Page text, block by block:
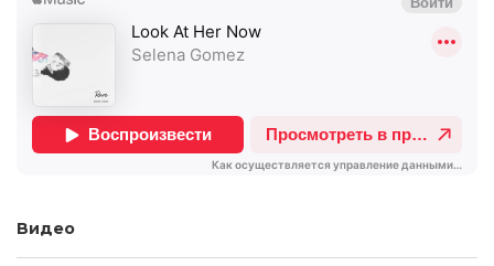
Видео